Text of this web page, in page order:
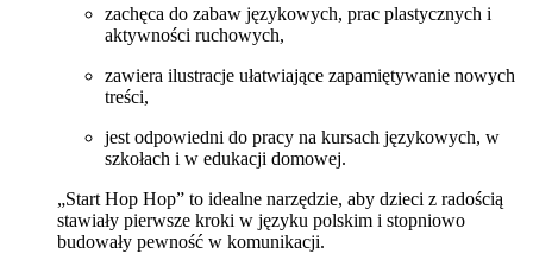
zachęca do zabaw językowych, prac plastycznych i
aktywności ruchowych,
zawiera ilustracje ułatwiające zapamiętywanie nowych
treści,
jest odpowiedni do pracy na kursach językowych, w
szkołach i w edukacji domowej.
„Start Hop Hop” to idealne narzędzie, aby dzieci z radością
stawiały pierwsze kroki w języku polskim i stopniowo
budowały pewność w komunikacji.